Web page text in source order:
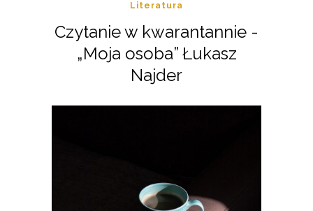
Literatura
Czytanie w kwarantannie -
„Moja osoba” Łukasz
Najder